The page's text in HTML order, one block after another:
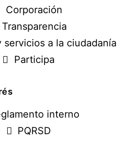
Corporación
Transparencia
servicios a la ciudadanía
Participa
interno
PQRSD